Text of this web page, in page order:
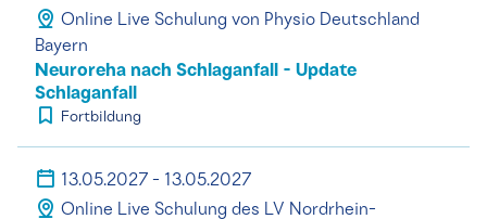
Online Live Schulung von Physio Deutschland
Bayern
Neuroreha nach Schlaganfall - Update
Schlaganfall
Fortbildung
13.05.2027 - 13.05.2027
Online Live Schulung des LV Nordrhein-